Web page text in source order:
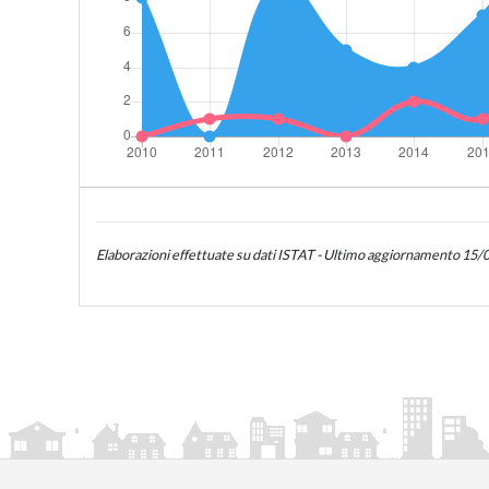
Elaborazioni effettuate su dati ISTAT - Ultimo aggiornamento 15/